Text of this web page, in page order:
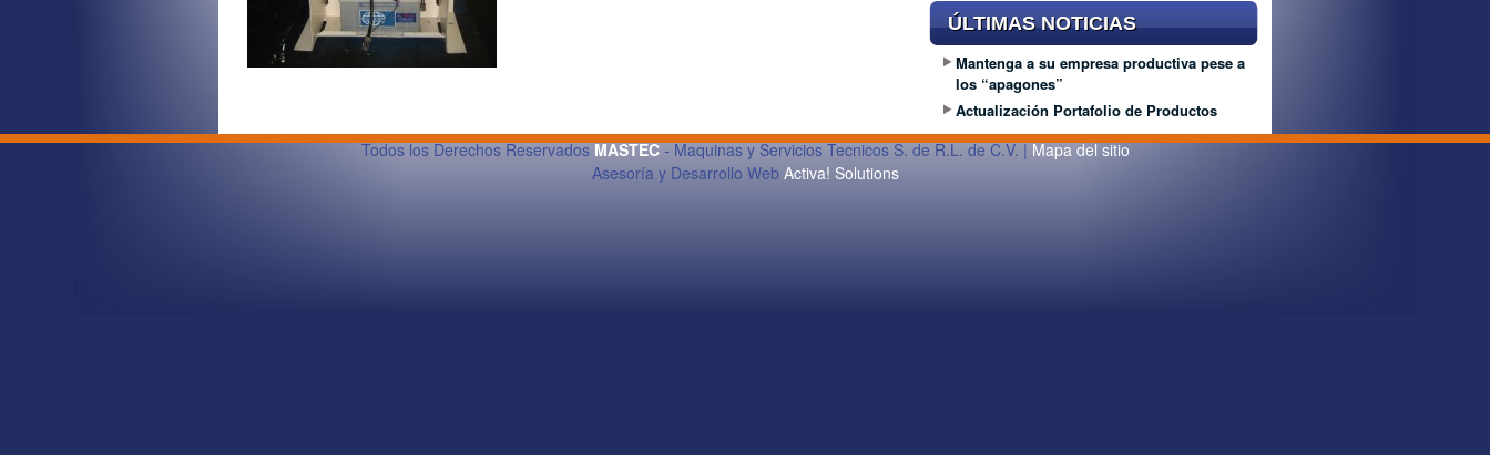
ÚLTIMAS NOTICIAS
Mantenga a su empresa productiva pese a
los “apagones”
Actualización Portafolio de Productos
Todos los Derechos ReservadosMASTEC- Maquinas y Servicios Tecnicos S. de R.L. de C.V. |Mapa del sitio
Asesoría y Desarrollo Web Activa! Solutions